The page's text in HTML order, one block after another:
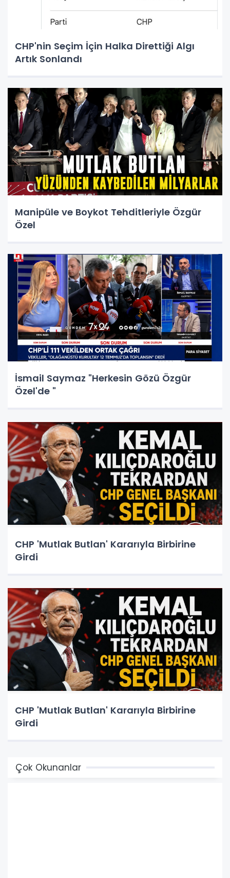
CHP'nin Seçim İçin Halka Direttiği Algı
Artık Sonlandı
Manipüle ve Boykot Tehditleriyle Özgür
Özel
İsmail Saymaz "Herkesin Gözü Özgür
Özel'de "
CHP 'Mutlak Butlan' Kararıyla Birbirine
Girdi
CHP 'Mutlak Butlan' Kararıyla Birbirine
Girdi
Çok Okunanlar